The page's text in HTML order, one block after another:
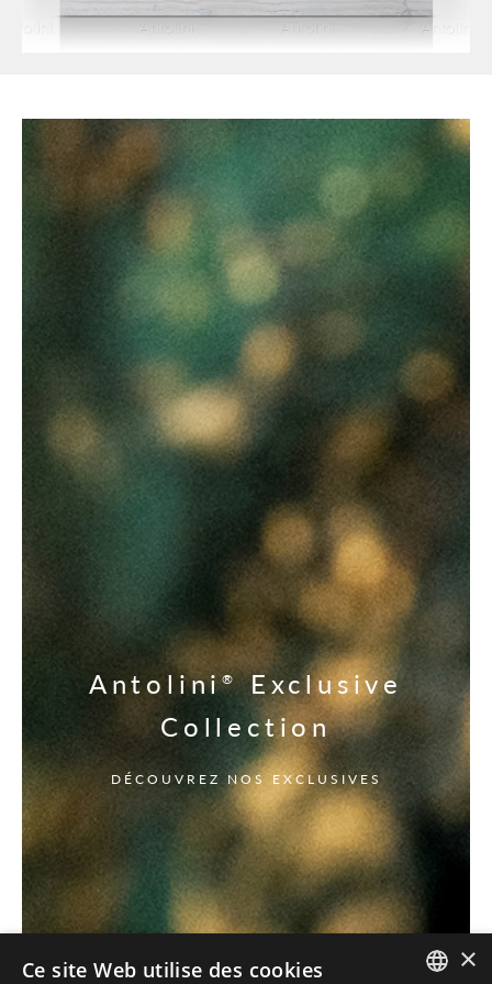
Antolini® Exclusive
Collection
DÉCOUVREZ NOS EXCLUSIVES
×
Ce site Web utilise des cookies